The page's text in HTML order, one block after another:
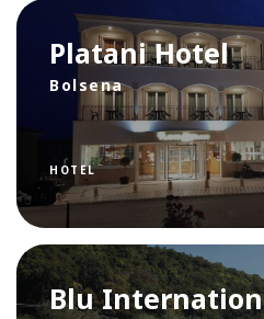
Platani Hotel
Bolsena
HOTEL
Blu